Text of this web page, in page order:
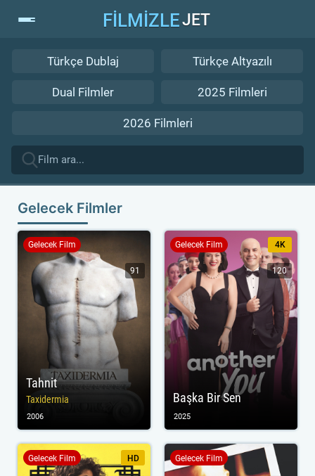
FİLMİZLEJET
Türkçe Dublaj Türkçe Altyazılı
Dual Filmler 2025 Filmleri
2026 Filmleri
Gelecek Filmler
Tahnit
Taxidermia
Gelecek Film
91
2006
Başka Bir Sen
Gelecek Film 4K
120
2025
Gelecek Film HD Gelecek Film